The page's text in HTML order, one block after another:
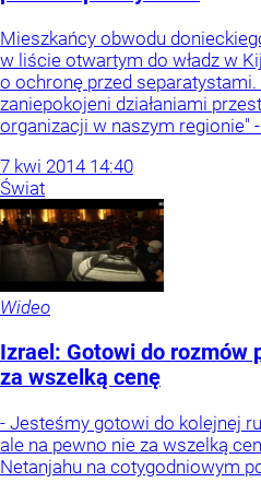
Mieszkańcy obwodu
w liście otwartym do władz w
o ochronę przed
zaniepokojeni działaniami
organizacji w naszym regionie" -
7 kwi 2014 14:40
Świat
Wideo
Izrael: Gotowi do rozmów
za wszelką cenę
- Jesteśmy gotowi do kolejnej
ale na pewno nie za wszelką
Netanjahu na cotygodniowym